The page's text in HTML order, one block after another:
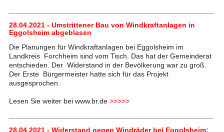
28.04.2021 - Umstrittener Bau von Windkraftanlagen in
Eggolsheim abgeblasen
Die Planungen für Windkraftanlagen bei Eggolsheim im
Landkreis Forchheim sind vom Tisch. Das hat der Gemeinderat
entschieden. Der Widerstand in der Bevölkerung war zu groß.
Der Erste Bürgermeister hatte sich für das Projekt
ausgesprochen.
Lesen Sie weiter bei www.br.de >>>>>
28.04.2021 - Widerstand gegen Windräder bei Eggolsheim: